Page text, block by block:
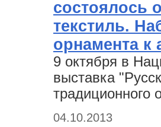
состоялось
текстиль.
орнамента к
9 октября в
выставка
традиционного
04.10.2013